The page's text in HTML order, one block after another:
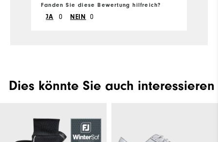
Fanden Sie diese Bewertung hilfreich?
JA 0 NEIN 0
Dies könnte Sie auch interessieren